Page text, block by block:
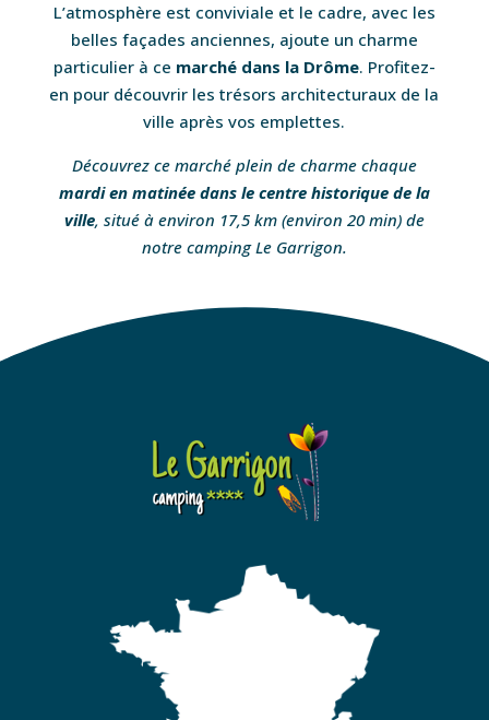
L’atmosphère est conviviale et le cadre, avec les
belles façades anciennes, ajoute un charme
particulier à ce marché dans la Drôme. Profitez-
en pour découvrir les trésors architecturaux de la
ville après vos emplettes.
Découvrez ce marché plein de charme chaque
mardi en matinée dans le centre historique de la
ville, situé à environ 17,5 km (environ 20 min) de
notre camping Le Garrigon.